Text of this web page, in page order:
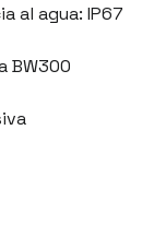
al agua: IP67
BW300